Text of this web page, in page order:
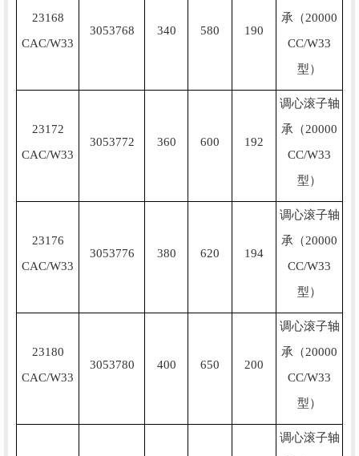
23168
CAC/W33
3053768 340 580 190
承（20000
CC/W33
型）
23172
CAC/W33
3053772 360 600 192
调心滚子轴
承（20000
CC/W33
型）
23176
CAC/W33
3053776 380 620 194
调心滚子轴
承（20000
CC/W33
型）
23180
CAC/W33
3053780 400 650 200
调心滚子轴
承（20000
CC/W33
型）
调心滚子轴